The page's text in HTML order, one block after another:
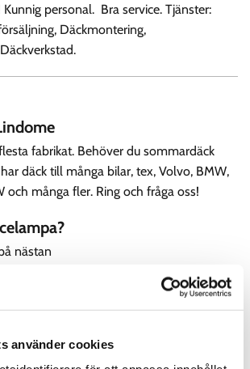
använder cookies
personal. Bra service. Tjänster:
Däckmontering,
fabrikat. Behöver du sommardäck
däck till många bilar, tex, Volvo, BMW,
och många fler. Ring och fråga oss!
nästan
följ oss påfacebookoch för att se